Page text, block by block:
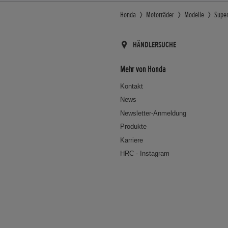
Honda Motorräder Modelle
HÄNDLERSUCHE
Mehr von Honda
Kontakt
News
Newsletter-Anmeldung
Produkte
Karriere
HRC - Instagram